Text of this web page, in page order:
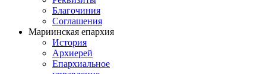
Благочиния
Соглашения
Мариинская епархия
История
Архиерей
Епархиальное